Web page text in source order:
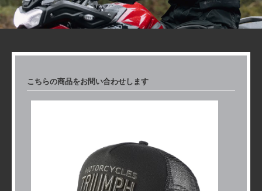
アップデート
店舗情報
採用情報
こちらの商品をお問い合わせします